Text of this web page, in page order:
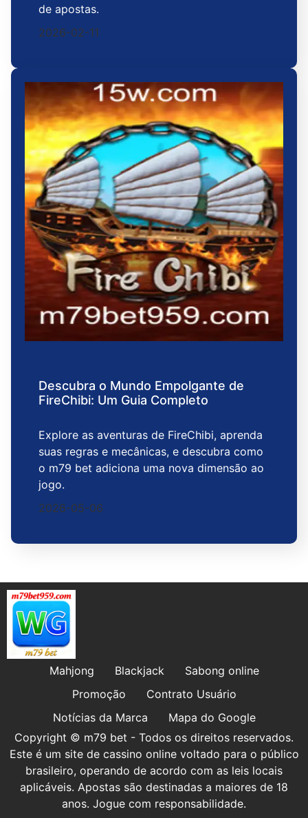
de apostas.
2026-02-11
Descubra o Mundo Empolgante de
FireChibi: Um Guia Completo
Explore as aventuras de FireChibi, aprenda
suas regras e mecânicas, e descubra como
o m79 bet adiciona uma nova dimensão ao
jogo.
2026-05-06
Mahjong Blackjack
Sabong online
Promoção
Contrato Usuário
Notícias da Marca
Mapa do Google
Copyright © m79 bet - Todos os direitos reservados.
Este é um site de cassino online voltado para o público
brasileiro, operando de acordo com as leis locais
aplicáveis. Apostas são destinadas a maiores de 18
anos. Jogue com responsabilidade.